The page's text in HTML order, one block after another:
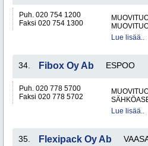
Puh. 020 754 1200
Faksi 020 754 1300
Lue lisää..
34. Fibox Oy Ab ESPOO
Puh. 020 778 5700
Faksi 020 778 5702
Lue lisää..
35. Flexipack Oy Ab